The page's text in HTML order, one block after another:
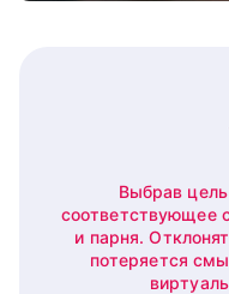
Выбрав
соответствующее
и парня.
потеряется